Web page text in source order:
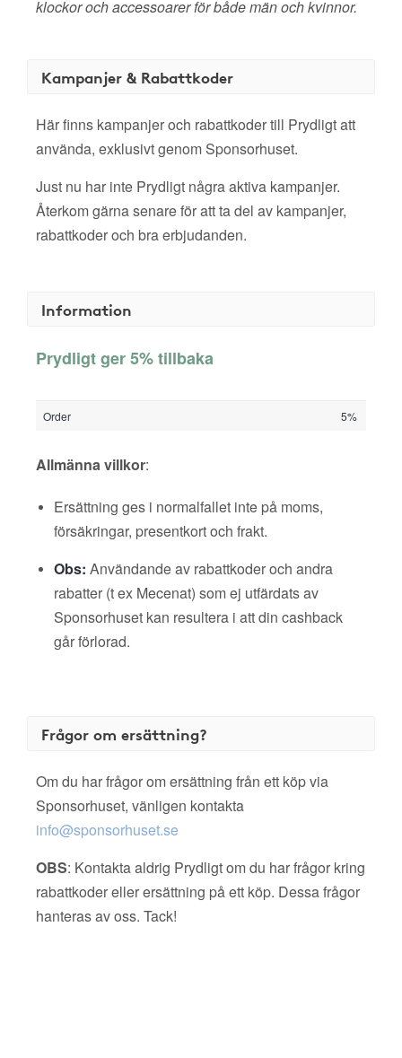
klockor och accessoarer för både män och kvinnor.
Kampanjer & Rabattkoder
Här finns kampanjer och rabattkoder till Prydligt att
använda, exklusivt genom Sponsorhuset.
Just nu har inte Prydligt några aktiva kampanjer.
Återkom gärna senare för att ta del av kampanjer,
rabattkoder och bra erbjudanden.
Information
Prydligt ger 5% tillbaka
Order 5%
Allmänna villkor:
Ersättning ges i normalfallet inte på moms,
försäkringar, presentkort och frakt.
Obs: Användande av rabattkoder och andra
rabatter (t ex Mecenat) som ej utfärdats av
Sponsorhuset kan resultera i att din cashback
går förlorad.
Frågor om ersättning?
Om du har frågor om ersättning från ett köp via
Sponsorhuset, vänligen kontakta
info@sponsorhuset.se
OBS: Kontakta aldrig Prydligt om du har frågor kring
rabattkoder eller ersättning på ett köp. Dessa frågor
hanteras av oss. Tack!